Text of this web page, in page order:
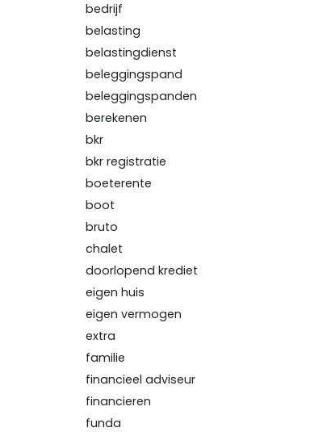
bedrijf
belasting
belastingdienst
beleggingspand
beleggingspanden
berekenen
bkr
bkr registratie
boeterente
boot
bruto
chalet
doorlopend krediet
eigen huis
eigen vermogen
extra
familie
financieel adviseur
financieren
funda